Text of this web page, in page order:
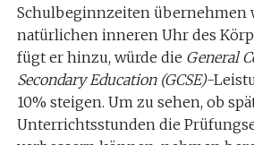
Schulbeginnzeiten übernehmen
natürlichen inneren Uhr des
fügt er hinzu, würde die General
Secondary Education (GCSE)-
10% steigen. Um zu sehen, ob
Unterrichtsstunden die